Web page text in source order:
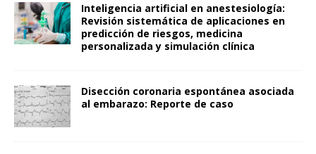
Inteligencia artificial en anestesiología:
Revisión sistemática de aplicaciones en
predicción de riesgos, medicina
personalizada y simulación clínica
Disección coronaria espontánea asociada
al embarazo: Reporte de caso